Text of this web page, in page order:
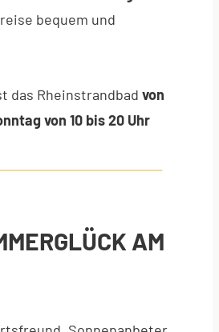
bequem und
das Rheinstrandbad von
von 10 bis 20 Uhr
AM